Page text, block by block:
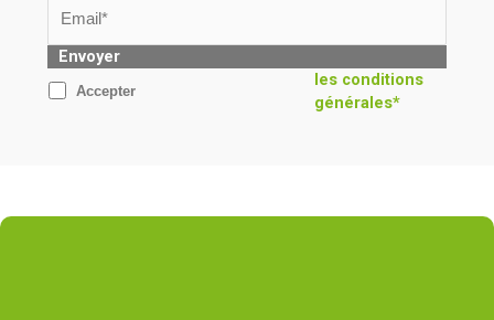
Envoyer
Accepter
les conditions
générales*